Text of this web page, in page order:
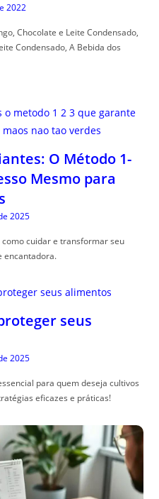
2022
Chocolate e Leite Condensado,
Condensado, A Bebida dos
O Método 1-
Mesmo para
2025
como cuidar e transformar seu
encantadora.
seus
2025
para quem deseja cultivos
eficazes e práticas!